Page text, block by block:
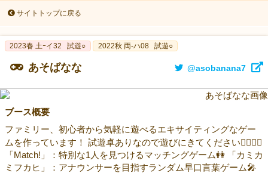
サイトトップに戻る
2023春 土ｰイ32 試遊○ 2022秋 両-ハ08 試遊○
あそばなな @asobanana7
ブース概要
ファミリー、初心者から気軽に遊べるエキサイティングなゲー
ムを作っています！ 試遊卓ありなので遊びにきてください🙆‍♂️🙆‍♀️
「Match!」：特別な1人を見つけるマッチングゲーム👭 「カミカ
ミフカヒ」：アナウンサーを目指すランダム早口言葉ゲーム🎤